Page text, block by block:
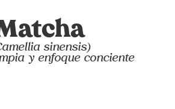
sinensis)
y enfoque conciente